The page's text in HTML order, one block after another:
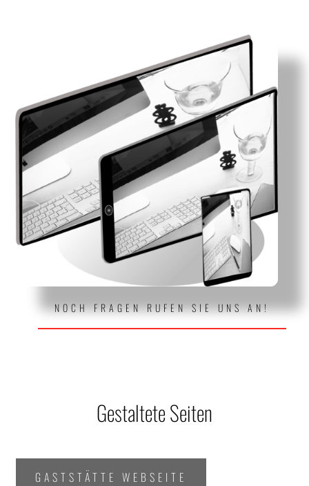
NOCH FRAGEN RUFEN SIE UNS AN!
Gestaltete Seiten
GASTSTÄTTE WEBSEITE